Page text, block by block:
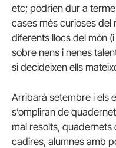
etc; podrien dur a
cases més curioses del
diferents llocs del món
sobre nens i nenes
si decideixen ells
Arribarà setembre i els
s’ompliran de
mal resolts,
cadires, alumnes amb